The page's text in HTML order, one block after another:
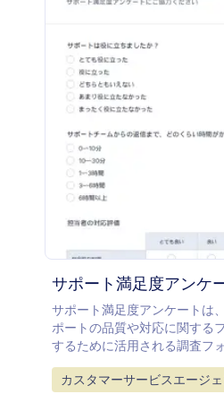
ォントや色を変えたりするの
など130以上のアプリに送信
やチームでの共同作業をより
できます。フリーランスのデ
店の担当者の方であっても、
ー顧客アンケートフォームを
を効率化し、顧客の情報を素
ールでの煩雑なやりとりを削
このツールを今すぐお試しく
サポート満足度アンケ
サポート満足度アンケートは
ポートの品質や対応に関する
するために活用される調査フ
Go to Category:
カスタマーサービスエージ